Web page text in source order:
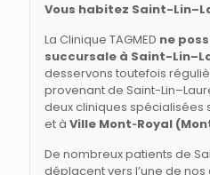
Vous habitez Saint-
La Clinique TAGMED ne
succursale à Saint-
desservons toutefois
provenant de Saint-
deux cliniques spécialisées
et à Ville Mont‑Royal
De nombreux patients de
déplacent vers l’une de